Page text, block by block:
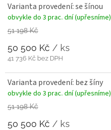
Varianta provedení: se šínou
obvykle do 3 prac. dní (upřesníme)
51 198 Kč
50 500 Kč / ks
41 736 Kč bez DPH
Varianta provedení: bez šíny
obvykle do 3 prac. dní (upřesníme)
51 198 Kč
50 500 Kč / ks